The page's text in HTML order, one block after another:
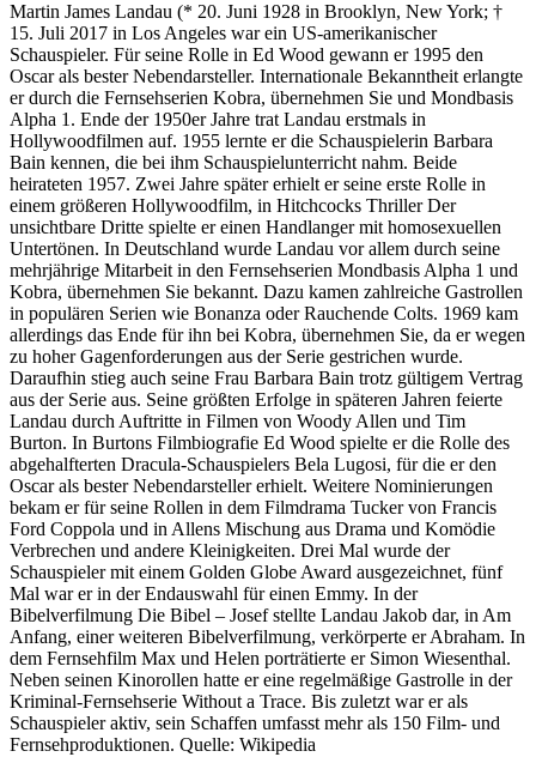
Martin James Landau (* 20. Juni 1928 in Brooklyn, New York; †
15. Juli 2017 in Los Angeles war ein US-amerikanischer
Schauspieler. Für seine Rolle in Ed Wood gewann er 1995 den
Oscar als bester Nebendarsteller. Internationale Bekanntheit erlangte
er durch die Fernsehserien Kobra, übernehmen Sie und Mondbasis
Alpha 1. Ende der 1950er Jahre trat Landau erstmals in
Hollywoodfilmen auf. 1955 lernte er die Schauspielerin Barbara
Bain kennen, die bei ihm Schauspielunterricht nahm. Beide
heirateten 1957. Zwei Jahre später erhielt er seine erste Rolle in
einem größeren Hollywoodfilm, in Hitchcocks Thriller Der
unsichtbare Dritte spielte er einen Handlanger mit homosexuellen
Untertönen. In Deutschland wurde Landau vor allem durch seine
mehrjährige Mitarbeit in den Fernsehserien Mondbasis Alpha 1 und
Kobra, übernehmen Sie bekannt. Dazu kamen zahlreiche Gastrollen
in populären Serien wie Bonanza oder Rauchende Colts. 1969 kam
allerdings das Ende für ihn bei Kobra, übernehmen Sie, da er wegen
zu hoher Gagenforderungen aus der Serie gestrichen wurde.
Daraufhin stieg auch seine Frau Barbara Bain trotz gültigem Vertrag
aus der Serie aus. Seine größten Erfolge in späteren Jahren feierte
Landau durch Auftritte in Filmen von Woody Allen und Tim
Burton. In Burtons Filmbiografie Ed Wood spielte er die Rolle des
abgehalfterten Dracula-Schauspielers Bela Lugosi, für die er den
Oscar als bester Nebendarsteller erhielt. Weitere Nominierungen
bekam er für seine Rollen in dem Filmdrama Tucker von Francis
Ford Coppola und in Allens Mischung aus Drama und Komödie
Verbrechen und andere Kleinigkeiten. Drei Mal wurde der
Schauspieler mit einem Golden Globe Award ausgezeichnet, fünf
Mal war er in der Endauswahl für einen Emmy. In der
Bibelverfilmung Die Bibel – Josef stellte Landau Jakob dar, in Am
Anfang, einer weiteren Bibelverfilmung, verkörperte er Abraham. In
dem Fernsehfilm Max und Helen porträtierte er Simon Wiesenthal.
Neben seinen Kinorollen hatte er eine regelmäßige Gastrolle in der
Kriminal-Fernsehserie Without a Trace. Bis zuletzt war er als
Schauspieler aktiv, sein Schaffen umfasst mehr als 150 Film- und
Fernsehproduktionen. Quelle: Wikipedia